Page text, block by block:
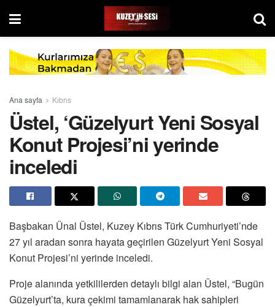
Ana sayfa Kıbrıs
Üstel, ‘Güzelyurt Yeni Sosyal
Konut Projesi’ni yerinde
inceledi
Başbakan Ünal Üstel, Kuzey Kıbrıs Türk Cumhuriyeti’nde
27 yıl aradan sonra hayata geçirilen Güzelyurt Yeni Sosyal
Konut Projesi’ni yerinde inceledi.
Proje alanında yetkililerden detaylı bilgi alan Üstel, “Bugün
Güzelyurt’ta, kura çekimi tamamlanarak hak sahipleri